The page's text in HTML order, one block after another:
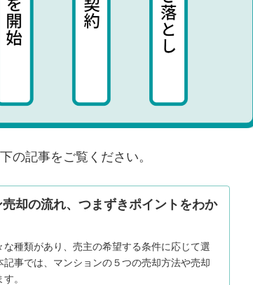
の記事をご覧ください。
売却の流れ、つまずきポイントをわか
種類があり、売主の希望する条件に応じて選
事では、マンションの５つの売却方法や売却
。